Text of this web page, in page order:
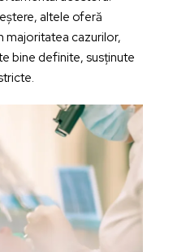
altele oferă
majoritatea cazurilor,
bine definite, susținute